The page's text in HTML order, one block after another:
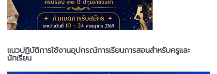
แนวปฏิบัติการใช้งานอุปกรณ์การเรียนการสอนสำหรับครูและ
นักเรียน